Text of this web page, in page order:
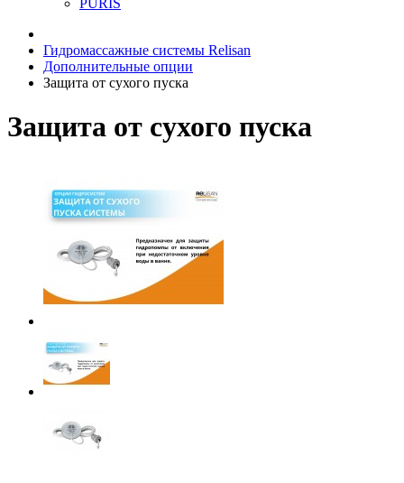
PURIS
Гидромассажные системы Relisan
Дополнительные опции
Защита от сухого пуска
Защита от сухого пуска